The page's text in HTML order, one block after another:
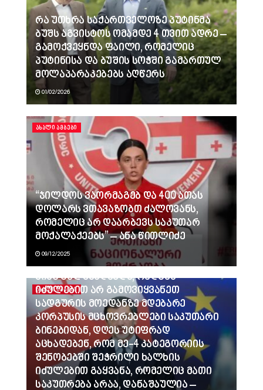
რა უთხრა საქართველოზე პუტინმა
ბუშს აგვისტოს ომამდე 4 თვით ადრე –
გამოქვეყნდა ფაილი, რომელიც
პუტინისა და ბუშის სოჭში გამართულ
მოლაპარაკებებს აღწერს
01/02/2026
ᲐᲮᲐᲚᲘ ᲐᲛᲑᲔᲑᲘ
“ჯილდოს ვაორმაგებ და 400 ათას
დოლარს ვთავაზობთ ძალოვანს,
რომელიც არ დაარბევს საკუთარ
მოქალაქეებს” – ანა წითლიძე
09/12/2025
ᲐᲮᲐᲚᲘ ᲐᲛᲑᲔᲑᲘ
ვინც გვლანძღავდა, რადგან
იძულებით არ გამოვიყვანეთ
სადგურის მოედანზე მდებარე
კორპუსის მცხოვრებლები საკუთარი
ბინებიდან, დღეს უტიფრად
აცხადებენ, რომ მე-4 კატეგორიის
შენობებში შეჭრილი ხალხის
იძულებით გაყვანა, რომელიც მათი
საკუთრება არაა, დანაშაულია –